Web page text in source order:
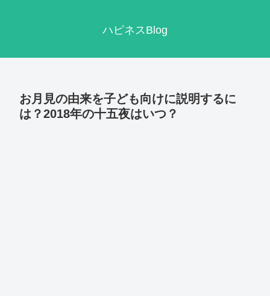
ハピネスBlog
お月見の由来を子ども向けに説明するに
は？2018年の十五夜はいつ？